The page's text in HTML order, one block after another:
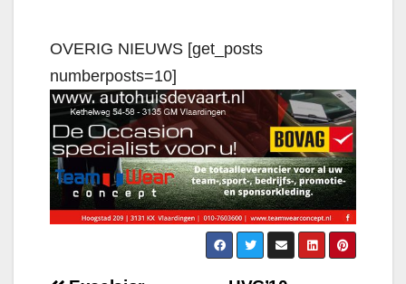
OVERIG NIEUWS [get_posts
numberposts=10]